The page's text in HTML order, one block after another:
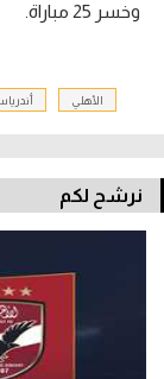
وخسر 25 مباراة.
الأهلي
نرشح لكم